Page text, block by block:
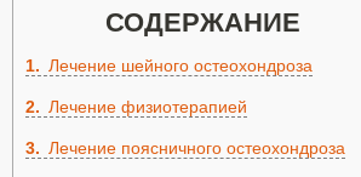
СОДЕРЖАНИЕ
1 Лечение шейного остеохондроза
2 Лечение физиотерапией
3 Лечение поясничного остеохондроза